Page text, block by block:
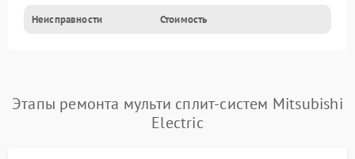
Неисправности Стоимость
Этапы ремонта мульти сплит-систем Mitsubishi
Electric